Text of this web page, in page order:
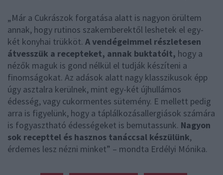
„Már a Cukrászok forgatása alatt is nagyon örültem
annak, hogy rutinos szakemberektől leshetek el egy-
két konyhai trükköt. A vendégeimmel részletesen
átvesszük a recepteket, annak buktatóit, hogy a
nézők maguk is gond nélkül el tudják készíteni a
finomságokat. Az adások alatt nagy klasszikusok épp
úgy asztalra kerülnek, mint egy-két újhullámos
édesség, vagy cukormentes sütemény. E mellett pedig
arra is figyelünk, hogy a táplálkozásallergiások számára
is fogyasztható édességeket is bemutassunk. Nagyon
sok recepttel és hasznos tanáccsal készülünk,
érdemes lesz nézni minket” – mondta Erdélyi Mónika.